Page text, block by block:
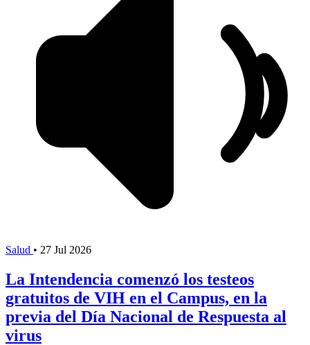
Salud • 27 Jul 2026
La Intendencia comenzó los testeos
gratuitos de VIH en el Campus, en la
previa del Día Nacional de Respuesta al
virus